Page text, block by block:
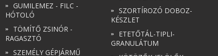
GUMILEMEZ - FILC -
HÓTOLÓ
TÖMÍTŐ ZSINÓR -
RAGASZTÓ
SZEMÉLY GÉPJÁRMŰ
SZORTÍROZÓ DOBOZ-
KÉSZLET
ETETŐTÁL-TIPLI-
GRANULÁTUM